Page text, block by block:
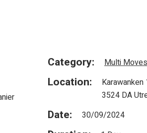
Category: Multi Moves
Location:
Karawanken
3524 DA
Date: 30/09/2024